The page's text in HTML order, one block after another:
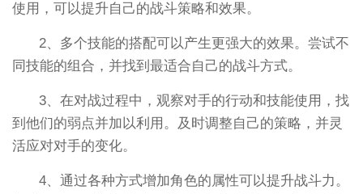
使用，可以提升自己的战斗策略和效果。
2、多个技能的搭配可以产生更强大的效果。尝试不
同技能的组合，并找到最适合自己的战斗方式。
3、在对战过程中，观察对手的行动和技能使用，找
到他们的弱点并加以利用。及时调整自己的策略，并灵
活应对对手的变化。
4、通过各种方式增加角色的属性可以提升战斗力。